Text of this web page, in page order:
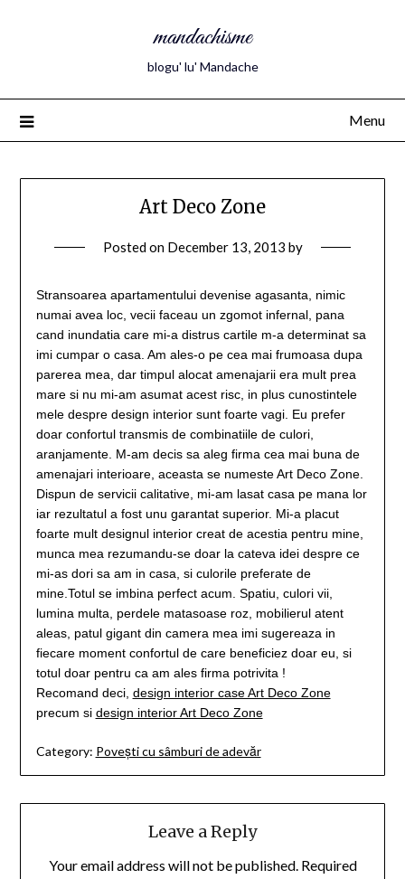
mandachisme
blogu' lu' Mandache
Menu
Art Deco Zone
Posted on December 13, 2013 by
Stransoarea apartamentului devenise agasanta, nimic
numai avea loc, vecii faceau un zgomot infernal, pana
cand inundatia care mi-a distrus cartile m-a determinat sa
imi cumpar o casa. Am ales-o pe cea mai frumoasa dupa
parerea mea, dar timpul alocat amenajarii era mult prea
mare si nu mi-am asumat acest risc, in plus cunostintele
mele despre design interior sunt foarte vagi. Eu prefer
doar confortul transmis de combinatiile de culori,
aranjamente. M-am decis sa aleg firma cea mai buna de
amenajari interioare, aceasta se numeste Art Deco Zone.
Dispun de servicii calitative, mi-am lasat casa pe mana lor
iar rezultatul a fost unu garantat superior. Mi-a placut
foarte mult designul interior creat de acestia pentru mine,
munca mea rezumandu-se doar la cateva idei despre ce
mi-as dori sa am in casa, si culorile preferate de
mine.Totul se imbina perfect acum. Spatiu, culori vii,
lumina multa, perdele matasoase roz, mobilierul atent
aleas, patul gigant din camera mea imi sugereaza in
fiecare moment confortul de care beneficiez doar eu, si
totul doar pentru ca am ales firma potrivita !
Recomand deci, design interior case Art Deco Zone
precum si design interior Art Deco Zone
Category: Povești cu sâmburi de adevăr
Leave a Reply
Your email address will not be published. Required